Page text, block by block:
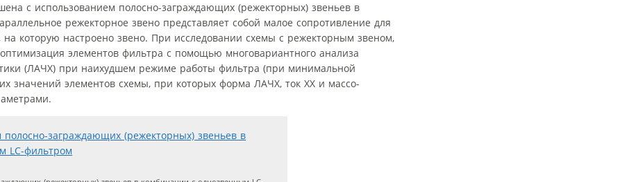
с использованием полосно-заграждающих (режекторных) звеньев в
режекторное звено представляет собой малое сопротивление для
которую настроено звено. При исследовании схемы с режекторным звеном,
элементов фильтра с помощью многовариантного анализа
(ЛАЧХ) при наихудшем режиме работы фильтра (при минимальной
значений элементов схемы, при которых форма ЛАЧХ, ток ХХ и массо-